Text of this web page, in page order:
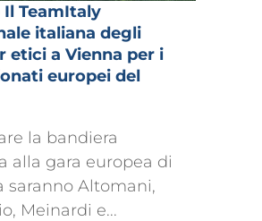
Il TeamItaly
italiana degli
etici a Vienna per i
europei del
la bandiera
alla gara europea di
saranno Altomani,
Meinardi e...